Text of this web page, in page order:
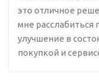
это отличное
мне расслабиться
улучшение в
покупкой и